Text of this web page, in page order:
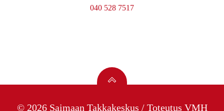
040 528 7517
© 2026 Saimaan Takkakeskus / Toteutus VMH